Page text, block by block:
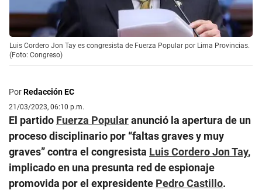
Luis Cordero Jon Tay es congresista de Fuerza Popular por Lima Provincias.
(Foto: Congreso)
PorRedacción EC
21/03/2023, 06:10 p.m.
El partido Fuerza Popularanunció la apertura de un
proceso disciplinario por “faltas graves y muy
graves” contra el congresista Luis Cordero Jon Tay,
implicado en una presunta red de espionaje
promovida por el expresidente Pedro Castillo.